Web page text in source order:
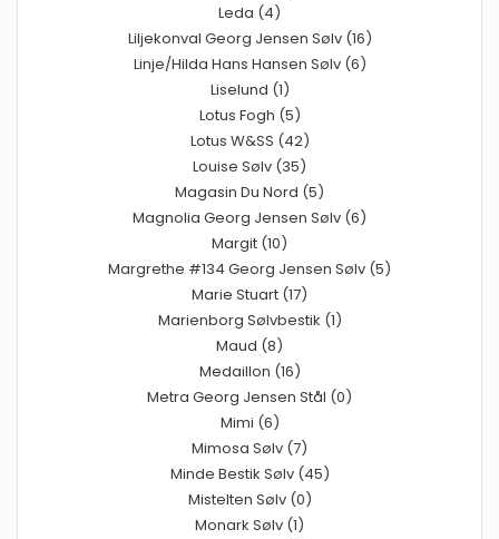
Leda (4)
Liljekonval Georg Jensen Sølv (16)
Linje/Hilda Hans Hansen Sølv (6)
Liselund (1)
Lotus Fogh (5)
Lotus W&SS (42)
Louise Sølv (35)
Magasin Du Nord (5)
Magnolia Georg Jensen Sølv (6)
Margit (10)
Margrethe #134 Georg Jensen Sølv (5)
Marie Stuart (17)
Marienborg Sølvbestik (1)
Maud (8)
Medaillon (16)
Metra Georg Jensen Stål (0)
Mimi (6)
Mimosa Sølv (7)
Minde Bestik Sølv (45)
Mistelten Sølv (0)
Monark Sølv (1)